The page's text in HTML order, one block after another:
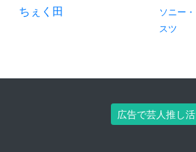
ちぇく田
ソニー
スツ
広告で芸人推し活